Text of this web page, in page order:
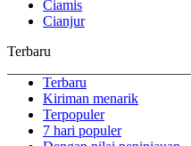
Ciamis
Cianjur
Terbaru
Terbaru
Kiriman menarik
Terpopuler
7 hari populer